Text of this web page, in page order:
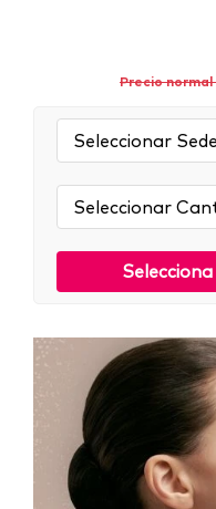
Precio
Sede:
Cantidad: